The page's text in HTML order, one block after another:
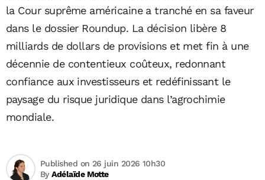
la Cour suprême américaine a tranché en sa faveur
dans le dossier Roundup. La décision libère 8
milliards de dollars de provisions et met fin à une
décennie de contentieux coûteux, redonnant
confiance aux investisseurs et redéfinissant le
paysage du risque juridique dans l’agrochimie
mondiale.
ByAdélaïde Motte
Published on 26 juin 2026 10h30